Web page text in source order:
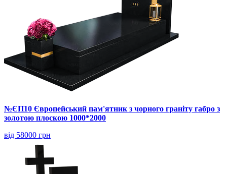
№ЄП10 Європейський пам'ятник з чорного граніту габро з
золотою плоскою 1000*2000
від 58000 грн